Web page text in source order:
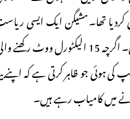
کردیا تھا۔ ـمشیگن ایک
مسلم ووٹ فیصلہ کن ثابت ہوتے ہیں۔ اگرچہ
ہوئی جو ظاہر کرتی ہے کہ اپنے
میں کامیاب رہے ہیں۔